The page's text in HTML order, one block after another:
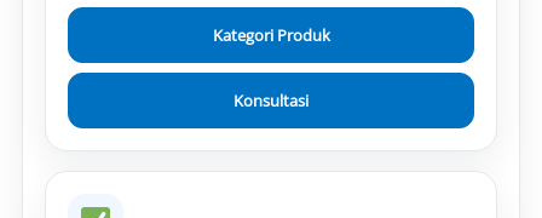
Kategori Produk
Konsultasi